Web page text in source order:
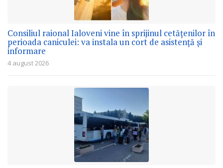
Consiliul raional Ialoveni vine în sprijinul cetățenilor în
perioada caniculei: va instala un cort de asistență și
informare
4 august 2026